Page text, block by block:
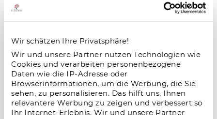
Wir schätzen Ihre Privatsphäre!
Wir und unsere Partner nutzen Technologien wie
Cookies und verarbeiten personenbezogene
Daten wie die IP-Adresse oder
Browserinformationen, um die Werbung, die Sie
sehen, zu personalisieren. Das hilft uns, Ihnen
relevantere Werbung zu zeigen und verbessert so
Ihr Internet-Erlebnis. Wir und unsere Partner
Salzgitter erlebt einen starken wirtschaftlichen
Industrieprojekte, zentrale Lage und moderne
Infrastruktur schaffen Arbeitsplätze und
erhöhen die Wohnraumnachfrage. Für
Immobilieninvestoren entstehen langfristige
Chancen in einem dynamisch wachsenden
Standort.